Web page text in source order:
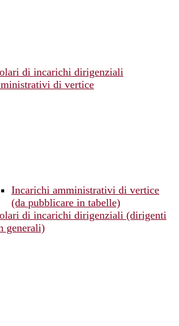
di incarichi dirigenziali
di vertice
Incarichi amministrativi di vertice
(da pubblicare in tabelle)
di incarichi dirigenziali (dirigenti
generali)